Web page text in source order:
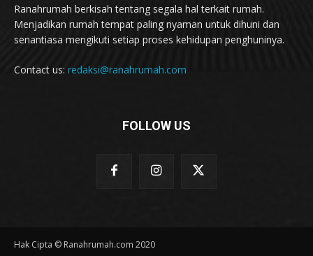
Ranahrumah berkisah tentang segala hal terkait rumah.
Menjadikan rumah tempat paling nyaman untuk dihuni dan
senantiasa mengikuti setiap proses kehidupan penghuninya.
Contact us: redaksi@ranahrumah.com
FOLLOW US
Hak Cipta © Ranahrumah.com 2020